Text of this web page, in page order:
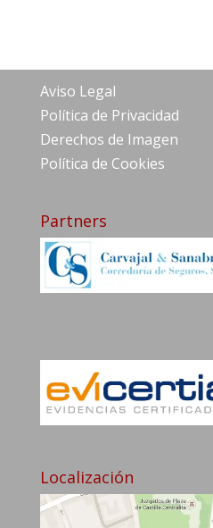
Aviso Legal
Política de Privacidad
Derechos de Imagen
Política de Cookies
Partners
Localización